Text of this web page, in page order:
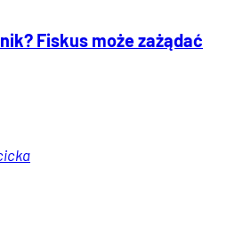
Fiskus może zażądać